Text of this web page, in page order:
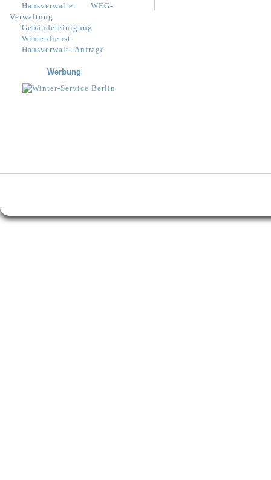
Hausverwalter
WEG-
Verwaltung
Gebäudereinigung
Winterdienst
Hausverwalt.-Anfrage
Werbung